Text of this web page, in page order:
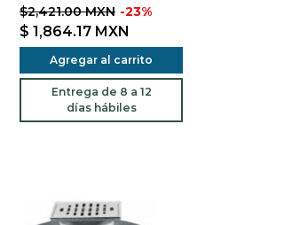
$2,421.00 MXN -23%
$ 1,864.17 MXN
Agregar al carrito
Entrega de 8 a 12
días hábiles